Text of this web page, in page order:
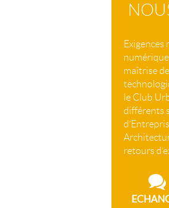
maîtrise
le Club
différents
retours